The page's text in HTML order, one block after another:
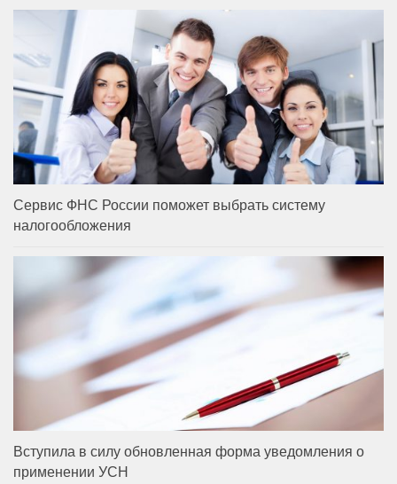
Сервис ФНС России поможет выбрать систему
налогообложения
Вступила в силу обновленная форма уведомления о
применении УСН